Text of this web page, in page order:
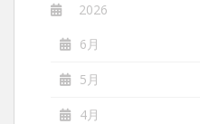
2026
6月
5月
4月